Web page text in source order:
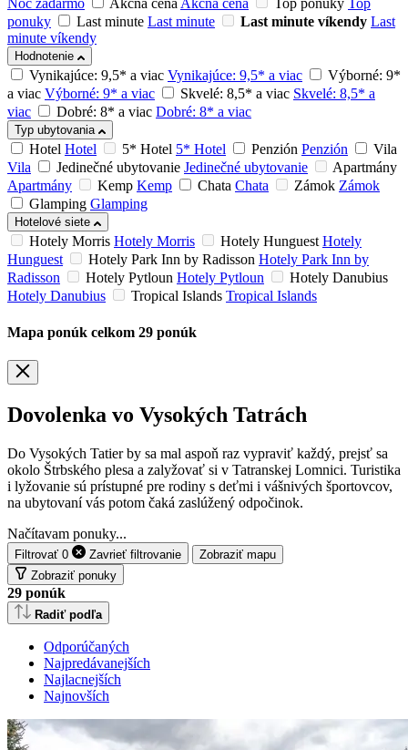
Noc zadarmo
Akčná cenaAkčná cena Top ponuky Top
ponuky
Last minute Last minute Last minute víkendy Last
minute víkendy
Hodnotenie
Vynikajúce: 9,5* a viac Vynikajúce: 9,5* a viac
Výborné: 9*
a viac Výborné: 9* a viac Skvelé: 8,5* a viac Skvelé: 8,5* a
viac
Dobré: 8* a viac Dobré: 8* a viac
Typ ubytovania
Hotel Hotel 5* Hotel 5* Hotel Penzión Penzión
Vila
Vila
Jedinečné ubytovanie Jedinečné ubytovanie
Apartmány
Apartmány
Kemp Kemp Chata Chata Zámok Zámok
Glamping Glamping
Hotelové siete
Hotely Morris Hotely Morris Hotely Hunguest Hotely
Hunguest
Hotely Park Inn by Radisson Hotely Park Inn by
Radisson
Hotely Pytloun Hotely Pytloun
Hotely Danubius
Hotely Danubius
Tropical Islands Tropical Islands
Mapa ponúk celkom 29 ponúk
Dovolenka vo Vysokých Tatrách
Do Vysokých Tatier by sa mal aspoň raz vypraviť každý, prejsť sa
okolo Štrbského plesa a zalyžovať si v Tatranskej Lomnici. Turistika
i lyžovanie sú prístupné pre rodiny s deťmi i vášnivých športovcov,
na ubytovaní vás potom čaká zaslúžený odpočinok.
Načítavam ponuky...
Filtrovať 0 Zavrieť filtrovanie
Zobraziť mapu
Zobraziť ponuky
29 ponúk
Radiť podľa
Odporúčaných
Najpredávanejších
Najlacnejších
Najnovších